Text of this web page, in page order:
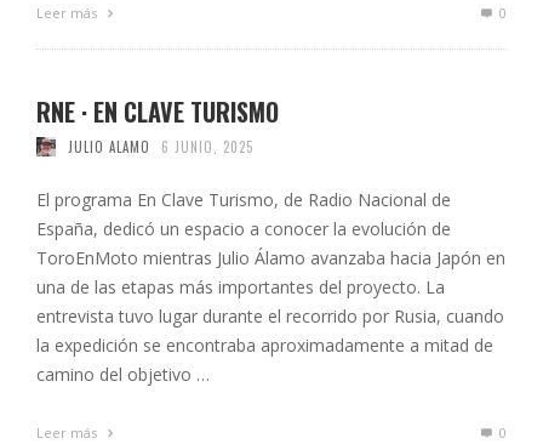
Leer más 0
RNE · EN CLAVE TURISMO
JULIO ALAMO 6 JUNIO, 2025
El programa En Clave Turismo, de Radio Nacional de
España, dedicó un espacio a conocer la evolución de
ToroEnMoto mientras Julio Álamo avanzaba hacia Japón en
una de las etapas más importantes del proyecto. La
entrevista tuvo lugar durante el recorrido por Rusia, cuando
la expedición se encontraba aproximadamente a mitad de
camino del objetivo …
Leer más 0